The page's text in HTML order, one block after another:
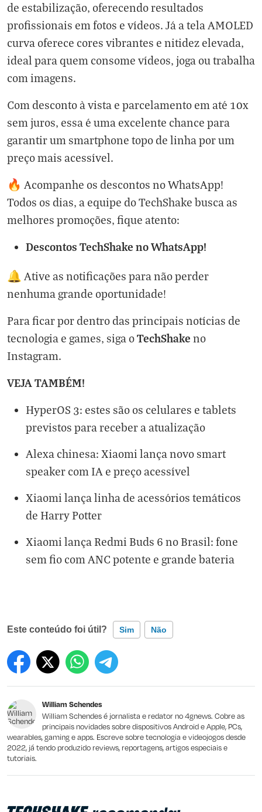
de estabilização, oferecendo resultados
profissionais em fotos e vídeos. Já a tela AMOLED
curva oferece cores vibrantes e nitidez elevada,
ideal para quem consome vídeos, joga ou trabalha
com imagens.
Com desconto à vista e parcelamento em até 10x
sem juros, essa é uma excelente chance para
garantir um smartphone topo de linha por um
preço mais acessível.
🔥 Acompanhe os descontos no WhatsApp!
Todos os dias, a equipe do TechShake busca as
melhores promoções, fique atento:
Descontos TechShake no WhatsApp!
🔔 Ative as notificações para não perder
nenhuma grande oportunidade!
Para ficar por dentro das principais notícias de
tecnologia e games, siga oTechShake no
Instagram.
VEJA TAMBÉM!
HyperOS 3: estes são os celulares e tablets
previstos para receber a atualização
Alexa chinesa: Xiaomi lança novo smart
speaker com IA e preço acessível
Xiaomi lança linha de acessórios temáticos
de Harry Potter
Xiaomi lança Redmi Buds 6 no Brasil: fone
sem fio com ANC potente e grande bateria
Este conteúdo foi útil? Sim Não
Este conteúdo contém informação incorreta
Outro
William Schendes
William Schendes é jornalista e redator no 4gnews. Cobre as
principais novidades sobre dispositivos Android e Apple, PCs,
wearables, gaming e apps. Escreve sobre tecnologia e videojogos desde
2022, já tendo produzido reviews, reportagens, artigos especiais e
tutoriais.